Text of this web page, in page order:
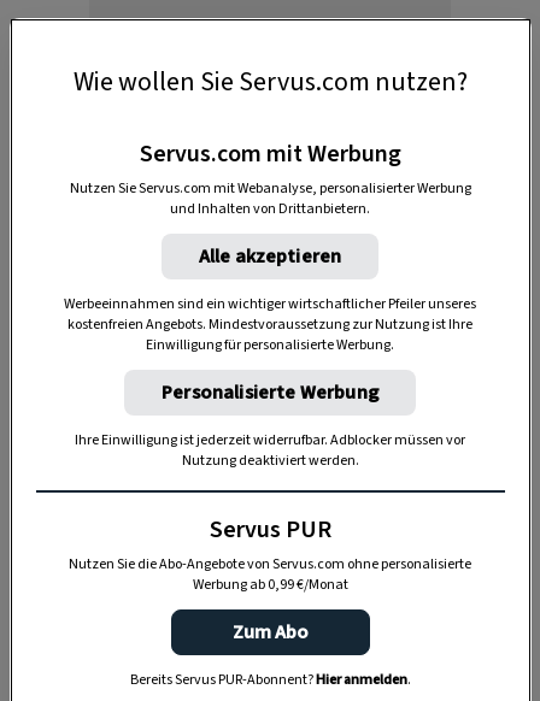
Woerle Käsevariation
Berger Schinkenspezialitäten
Vöslauer Mineralwasser
Brotspezialitäten
Handl Tyrol Speckvariation
NÖM Kakao
Kalte Schmankerl
Frisches Obst und Gemüse
Wie wollen Sie Servus.com nutzen?
Servus.com mit Werbung
Nutzen Sie Servus.com mit Webanalyse, personalisierter Werbung
und Inhalten von Drittanbietern.
Alle akzeptieren
Werbeeinnahmen sind ein wichtiger wirtschaftlicher Pfeiler unseres
kostenfreien Angebots. Mindestvoraussetzung zur Nutzung ist Ihre
Einwilligung für personalisierte Werbung.
Personalisierte Werbung
Ihre Einwilligung ist jederzeit widerrufbar. Adblocker müssen vor
Nutzung deaktiviert werden.
Servus PUR
Nutzen Sie die Abo-Angebote von Servus.com ohne personalisierte
Werbung ab 0,99 €/Monat
Zum Abo
Bereits Servus PUR-Abonnent?Hier anmelden.